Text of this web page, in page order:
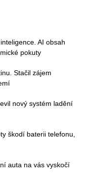
AI obsah
pokuty
Stačil zájem
nový systém ladění
škodí baterii telefonu,
auta na vás vyskočí